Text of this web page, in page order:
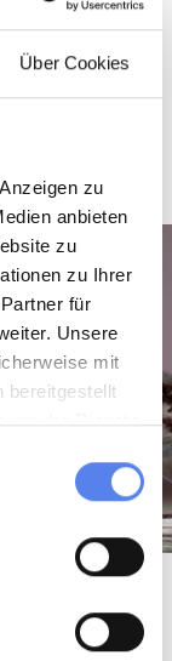
Über Cookies
zu
anbieten
zu
zu Ihrer
für
Unsere
mit
bereitgestellt
der Dienste
bil? Moa jai